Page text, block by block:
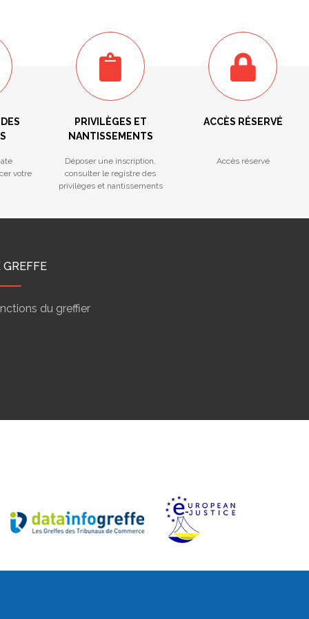
votre
PRIVILÈGES ET
NANTISSEMENTS
Déposer une inscription,
consulter le registre des
privilèges et nantissements
ACCÈS RÉSERVÉ
Accès réservé
GREFFE
du greffier